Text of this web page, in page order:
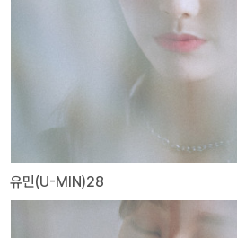
유민(U-MIN)28